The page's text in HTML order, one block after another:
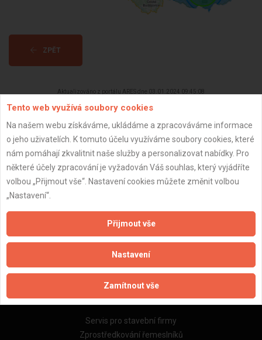
ZPĚT
Aktualizováno z portálu ARES dne 03.01.2024 09:45:08
Důležité informace
Naše firmy a řemeslníci
Zásady pro používání souborů cookie
Obchodní podmínky (zprostředkování)
Obchodní podmínky (rozpočtování)
Reference
Naše excelové tabulky online
Naše služby
Servis pro stavební firmy
Zprostředkování řemeslníků
Tento web využívá soubory cookies
Na našem webu získáváme, ukládáme a zpracováváme informace
o jeho uživatelích. K tomuto účelu využíváme soubory cookies, které
nám pomáhají zkvalitnit naše služby a personalizovat nabídky. Pro
některé účely zpracování je vyžadován Váš souhlas, který vyjádříte
volbou „Přijmout vše“. Nastavení cookies můžete změnit volbou
„Nastavení“.
Přijmout vše
Nastavení
Zamítnout vše